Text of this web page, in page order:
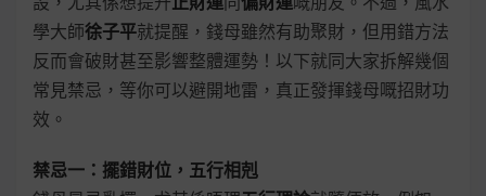
學大師徐子平就提醒，錢母雖然有助聚財，但用錯方法
反而會破財甚至影響整體運勢！以下就同大家拆解幾個
常見禁忌，等你可以避開地雷，真正發揮錢母嘅招財功
效。
禁忌一：擺錯財位，五行相剋